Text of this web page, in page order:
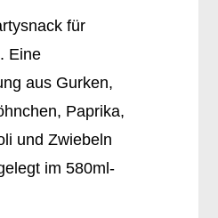
für
Eine
aus Gurken,
Paprika,
und Zwiebeln
im 580ml-